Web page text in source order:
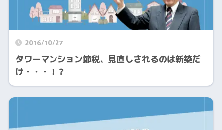
2016/10/27
タワーマンション節税、見直しされるのは新築だ
け・・・！？